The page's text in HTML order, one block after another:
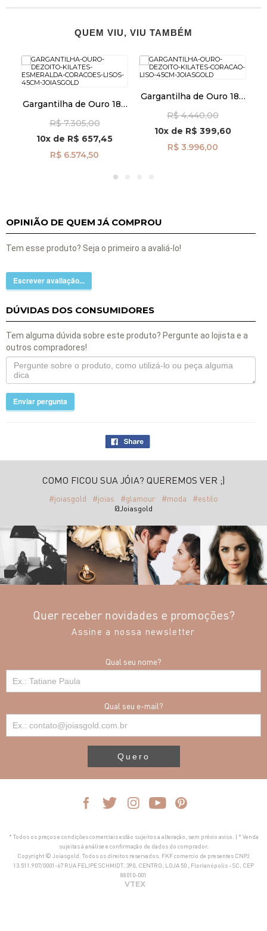
QUEM VIU, VIU TAMBÉM
Gargantilha de Ouro 18k
Lisos de 45cm ga08433
R$ 7.305,00
10x de R$ 657,45
R$ 6.574,50
Gargantilha de Ouro 18k
ga08533
R$ 4.440,00
10xde R$ 399,60
R$ 3.996,00
OPINIÃO DE QUEM JÁ COMPROU
Tem esse produto? Seja o primeiro a avaliá-lo!
Escrever avaliação...
DÚVIDAS DOS CONSUMIDORES
Tem alguma dúvida sobre este produto? Pergunte ao lojista e a
outros compradores!
Enviar pergunta
COMO FICOU SUA JÓIA? QUEREMOS VER ;)
#joiasgold #joias #glamour #moda #estilo
@Joiasgold
Quer receber novidades e promoções?
Assine a nossa newsletter
Qual seu nome?
Qual seu e-mail?
Quero
* Todos os preços e condições comerciais estão sujeitos a alteração, sem prévio aviso. | * Venda
sujeitas à análise e confirmação de dados do comprador.
Copyright © Joiasgold. Todos os direitos reservados. FKF comercio de presentes CNPJ
13.511.907/0001-67 RUA FELIPE SCHMIDT, 390, CENTRO, LOJA 50 , Florianópolis - SC, CEP
88010-001
VTEX